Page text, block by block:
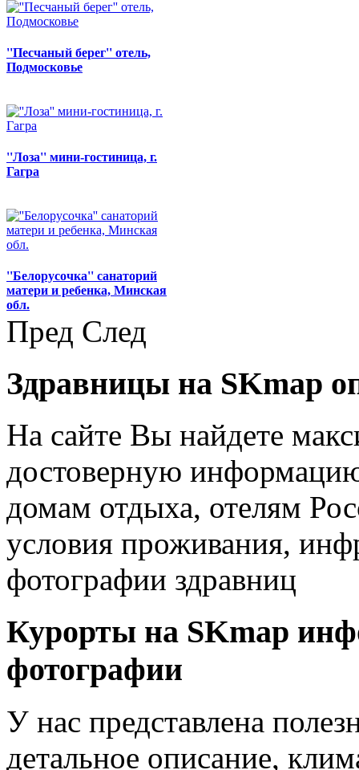
''Песчаный берег'' отель,
Подмосковье
''Лоза'' мини-гостиница, г.
Гагра
''Белорусочка'' санаторий
матери и ребенка, Минская
обл.
Пред След
Здравницы на SKmap
На сайте Вы найдете
достоверную
домам отдыха, отелям
условия проживания,
фотографии здравниц
Курорты на SKmap
фотографии
У нас представлена
детальное описание,